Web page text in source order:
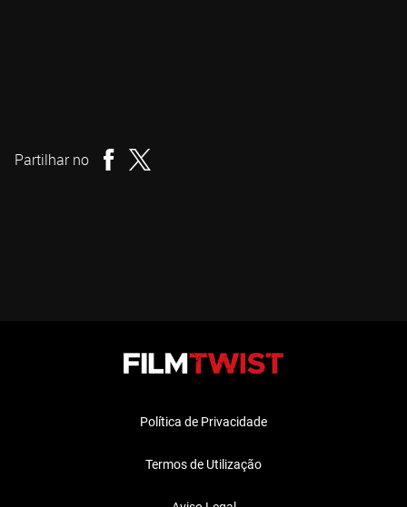
Partilhar no
Política de Privacidade
Termos de Utilização